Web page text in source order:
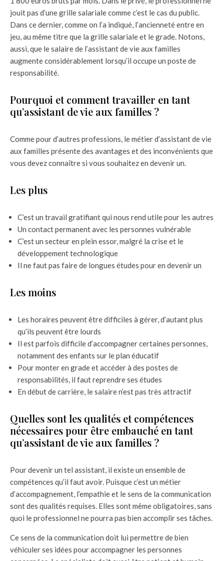
jouit pas d’une grille salariale comme c’est le cas du public.
Dans ce dernier, comme on l’a indiqué, l’ancienneté entre en
jeu, au même titre que la grille salariale et le grade. Notons,
aussi, que le salaire de l’assistant de vie aux familles
augmente considérablement lorsqu’il occupe un poste de
responsabilité.
Pourquoi et comment travailler en tant
qu’assistant de vie aux familles ?
Comme pour d’autres professions, le métier d’assistant de vie
aux familles présente des avantages et des inconvénients que
vous devez connaître si vous souhaitez en devenir un.
Les plus
C’est un travail gratifiant qui nous rend utile pour les autres
Un contact permanent avec les personnes vulnérable
C’est un secteur en plein essor, malgré la crise et le
développement technologique
Il ne faut pas faire de longues études pour en devenir un
Les moins
Les horaires peuvent être difficiles à gérer, d’autant plus
qu’ils peuvent être lourds
Il est parfois difficile d’accompagner certaines personnes,
notamment des enfants sur le plan éducatif
Pour monter en grade et accéder à des postes de
responsabilités, il faut reprendre ses études
En début de carrière, le salaire n’est pas très attractif
Quelles sont les qualités et compétences
nécessaires pour être embauché en tant
qu’assistant de vie aux familles ?
Pour devenir un tel assistant, il existe un ensemble de
compétences qu’il faut avoir. Puisque c’est un métier
d’accompagnement, l’empathie et le sens de la communication
sont des qualités requises. Elles sont même obligatoires, sans
quoi le professionnel ne pourra pas bien accomplir ses tâches.
Ce sens de la communication doit lui permettre de bien
véhiculer ses idées pour accompagner les personnes